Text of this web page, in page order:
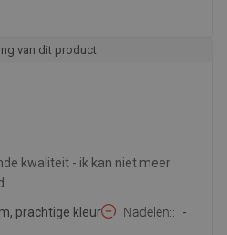
van dit product
kwaliteit - ik kan niet meer
prachtige kleur Nadelen: -